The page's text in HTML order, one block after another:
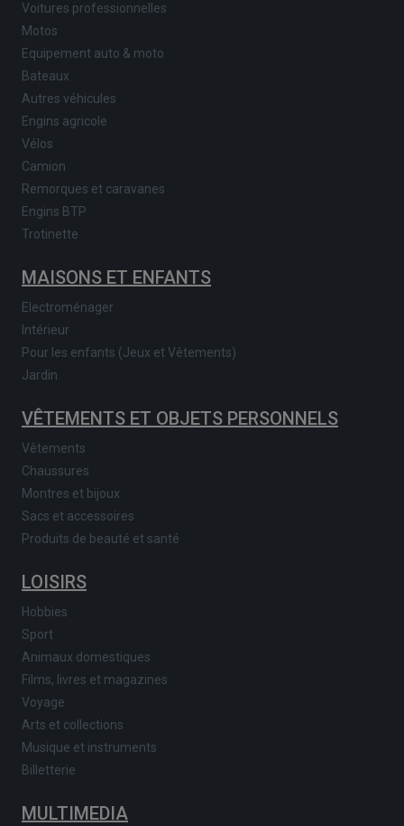
Voitures professionnelles
Motos
Equipement auto & moto
Bateaux
Autres véhicules
Engins agricole
Vélos
Camion
Remorques et caravanes
Engins BTP
Trotinette
MAISONS ET ENFANTS
Electroménager
Intérieur
Pour les enfants (Jeux et Vêtements)
Jardin
VÊTEMENTS ET OBJETS PERSONNELS
Vêtements
Chaussures
Montres et bijoux
Sacs et accessoires
Produits de beauté et santé
LOISIRS
Hobbies
Sport
Animaux domestiques
Films, livres et magazines
Voyage
Arts et collections
Musique et instruments
Billetterie
MULTIMEDIA